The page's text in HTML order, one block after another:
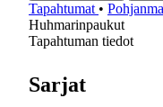
Tapahtumat •
Huhmarinpaukut
Tapahtuman tiedot
Sarjat